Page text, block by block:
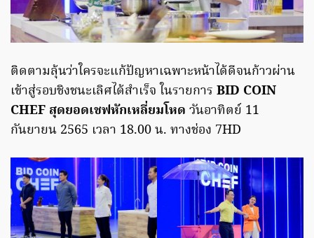
ติดตามลุ้นว่าใครจะแก้ปัญหาเฉพาะหน้าได้ดีจนก้าวผ่าน
เข้าสู่รอบชิงชนะเลิศได้สำเร็จ ในรายการ BID COIN
CHEF สุดยอดเชฟหักเหลี่ยมโหด วันอาทิตย์ 11
กันยายน 2565 เวลา 18.00 น. ทางช่อง 7HD